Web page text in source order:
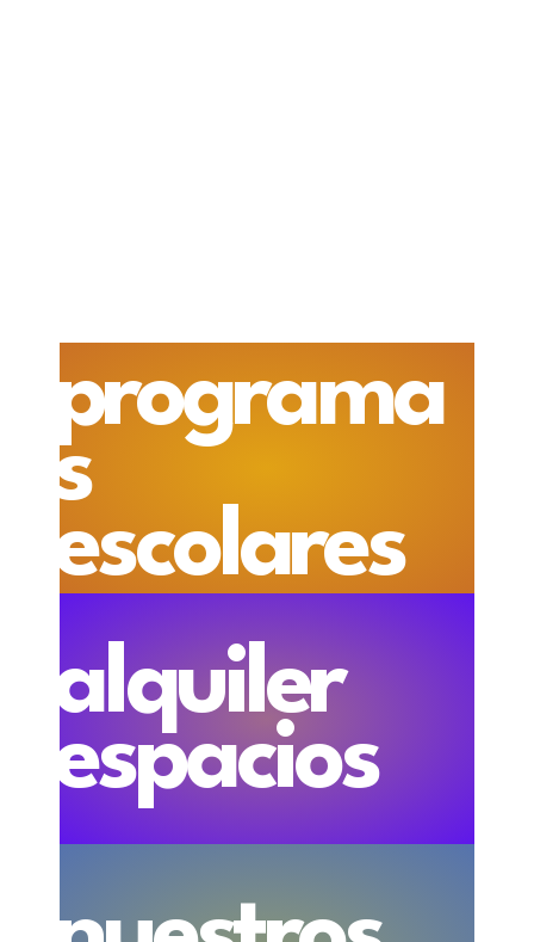
programa
s
escolares
alquiler
espacios